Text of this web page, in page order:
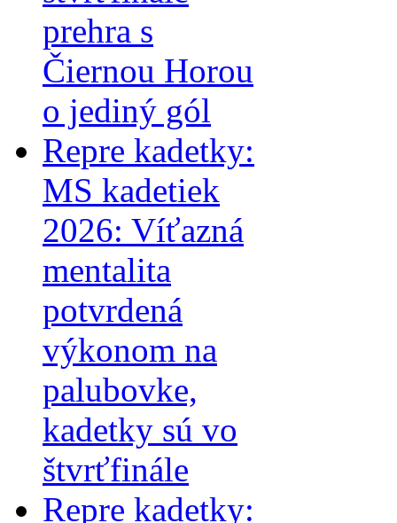
prehra s
Čiernou Horou
o jediný gól
Repre kadetky:
MS kadetiek
2026: Víťazná
mentalita
potvrdená
výkonom na
palubovke,
kadetky sú vo
štvrťfinále
Repre kadetky: